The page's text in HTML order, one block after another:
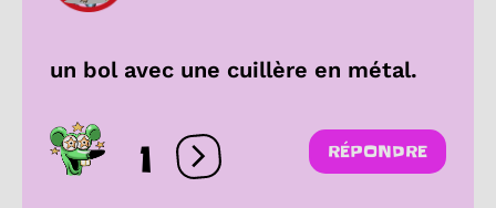
un bol avec une cuillère en métal.
1 Ouvrir les réactions
RÉPONDRE